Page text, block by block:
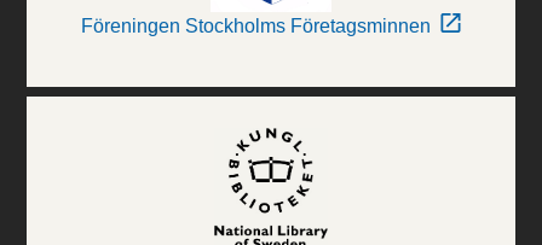
Föreningen Stockholms Företagsminnen